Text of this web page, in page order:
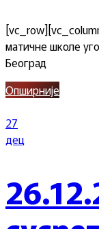
матичне школе
Београд
Опширније
27
дец